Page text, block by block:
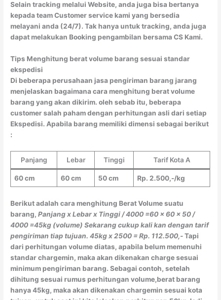
Selain tracking melalui Website, anda juga bisa bertanya
kepada team Customer service kami yang bersedia
melayani anda (24/7). Tak hanya untuk tracking, anda juga
dapat melakukan Booking pengambilan bersama CS Kami.
Tips Menghitung berat volume barang sesuai standar
ekspedisi
Di beberapa perusahaan jasa pengiriman barang jarang
menjelaskan bagaimana cara menghitung berat volume
barang yang akan dikirim. oleh sebab itu, beberapa
customer salah paham dengan perhitungan asli dari setiap
Ekspedisi. Apabila barang memiliki dimensi sebagai berikut
:
Panjang Lebar Tinggi Tarif Kota A
60 cm 60 cm 50 cm Rp. 2.500,-/kg
Berikut adalah cara menghitung Berat Volume suatu
barang,Panjang x Lebar x Tinggi / 4000 =60 x 60 x 50 /
4000 =45kg (volume) Sekarang cukup kali kan dengan tarif
pengiriman tiap tujuan. 45kg x 2500 = Rp. 112.500,-Tapi
dari perhitungan volume diatas, apabila belum memenuhi
standar chargemin, maka akan dikenakan charge sesuai
minimum pengiriman barang. Sebagai contoh, setelah
dihitung sesuai rumus perhitungan volume,berat barang
hanya 45kg, maka akan dikenakan chargemin sesuai kota